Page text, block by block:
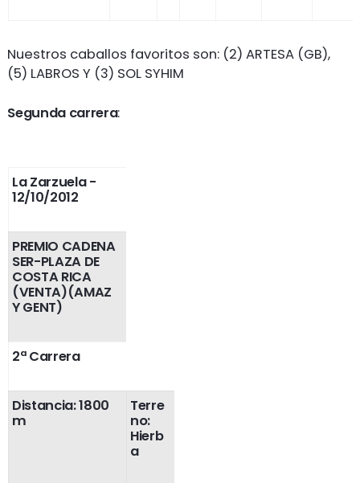
Nuestros caballos favoritos son: (2) ARTESA (GB),
(5) LABROS Y (3) SOL SYHIM
Segunda carrera:
La Zarzuela-
12/10/2012
PREMIO CADENA
SER-PLAZA DE
COSTA RICA
(VENTA)(AMAZ
Y GENT)
2ª Carrera
Distancia: 1800
m
Terre
no:
Hierb
a